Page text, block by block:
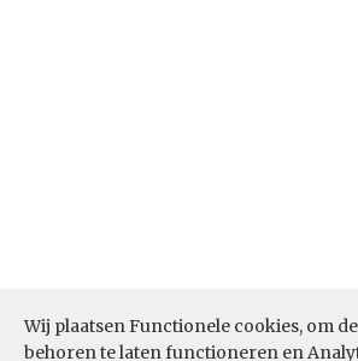
Wij plaatsen Functionele cookies, om
behoren te laten functioneren en